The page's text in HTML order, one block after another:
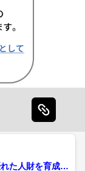
た人財を育成す